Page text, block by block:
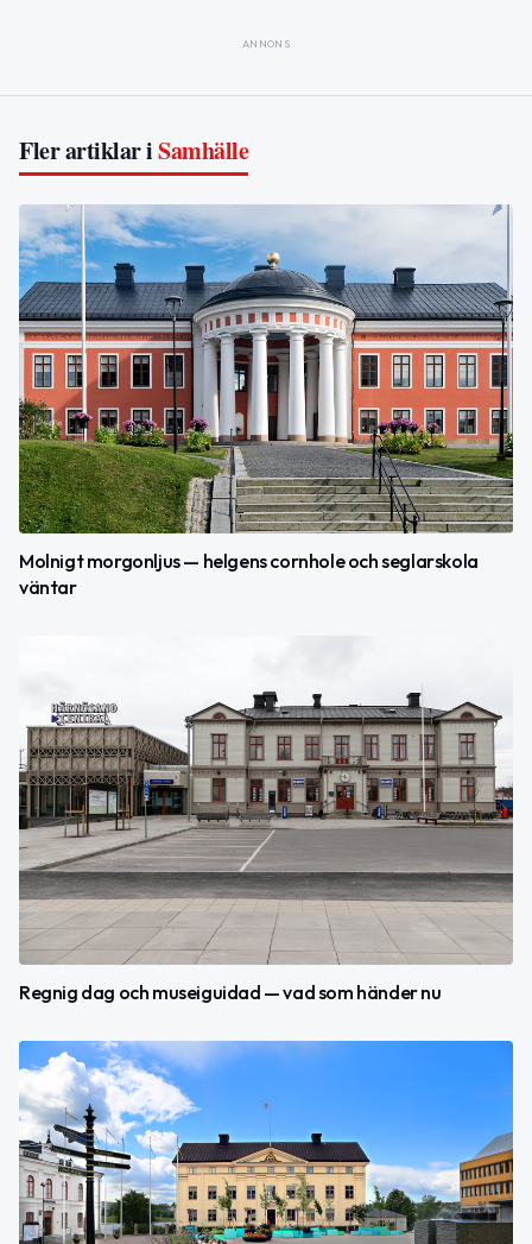
ANNONS
Fler artiklar iSamhälle
Molnigt morgonljus — helgens cornhole och seglarskola
väntar
Regnig dag och museiguidad — vad som händer nu